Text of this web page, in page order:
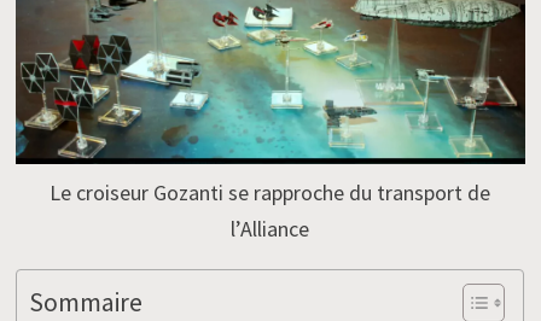
Le croiseur Gozanti se rapproche du transport de
l’Alliance
Sommaire